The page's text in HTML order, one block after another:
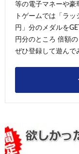
等の電子マネーや豪
トゲームでは「ラ
円」分のメダルを
円分のところ 倍額
ぜひ登録して遊んで